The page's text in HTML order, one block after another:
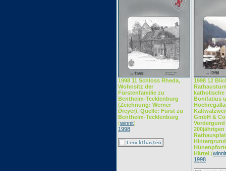
1998 11 Schloss Rheda,
Wohnsitz der
Fürstenfamilie zu
Bentheim-Tecklenburg
(Zeichnung: Werner
Dreyer). Quelle: Fürst zu
Bentheim-Tecklenburg
(winnit)
1998
1998 12
katholische
Bonifatius
GmbH &
200jährigen
Härtel (winnit
1998